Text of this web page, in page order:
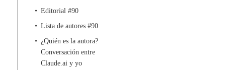
Editorial #90
Lista de autores #90
¿Quién es la autora?
Conversación entre
Claude.ai y yo